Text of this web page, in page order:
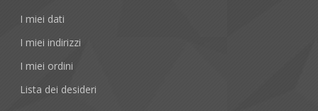
I miei dati
I miei indirizzi
I miei ordini
Lista dei desideri